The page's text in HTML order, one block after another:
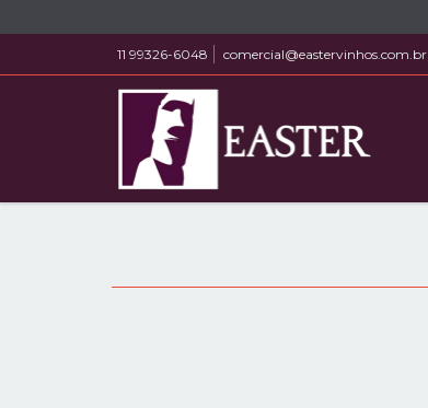
11 99326-6048 comercial@eastervinhos.com.br